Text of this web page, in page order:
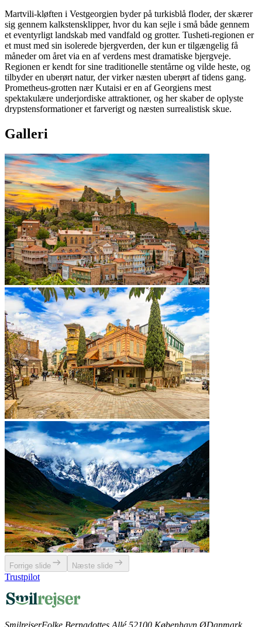
Martvili-kløften i Vestgeorgien byder på turkisblå floder, der skærer
sig gennem kalkstensklipper, hvor du kan sejle i små både gennem
et eventyrligt landskab med vandfald og grotter. Tusheti-regionen er
et must med sin isolerede bjergverden, der kun er tilgængelig få
måneder om året via en af verdens mest dramatiske bjergveje.
Regionen er kendt for sine traditionelle stentårne og vilde heste, og
tilbyder en uberørt natur, der virker næsten uberørt af tidens gang.
Prometheus-grotten nær Kutaisi er en af Georgiens mest
spektakulære underjordiske attraktioner, og her skaber de oplyste
drypstensformationer et farverigt og næsten surrealistisk skue.
Galleri
Forrige slide Næste slide
Trustpilot